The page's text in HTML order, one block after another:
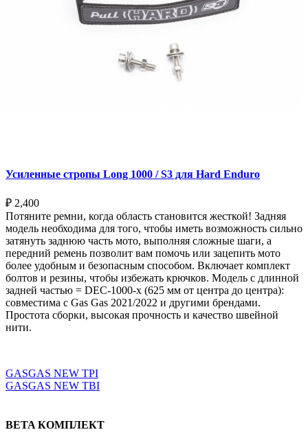
Усиленные стропы Long 1000 / S3 для Hard Enduro
₽ 2,400
Потяните ремни, когда область становится жесткой! Задняя
модель необходима для того, чтобы иметь возможность сильно
затянуть заднюю часть мото, выполняя сложные шаги, а
передний ремень позволит вам помочь или зацепить мото
более удобным и безопасным способом. Включает комплект
болтов и резины, чтобы избежать крючков. Модель с длинной
задней частью = DEC-1000-x (625 мм от центра до центра):
совместима с Gas Gas 2021/2022 и другими брендами.
Простота сборки, высокая прочность и качество швейной
нити.
GASGAS NEW TPI
GASGAS NEW TBI
BETA КОМПЛЕКТ